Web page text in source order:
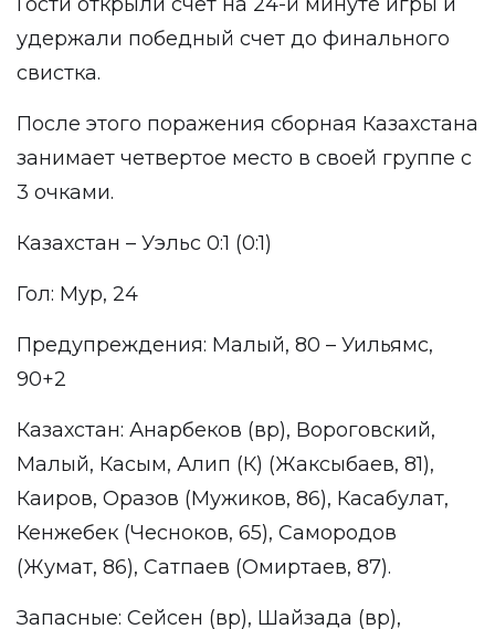
удержали победный счет до финального
свистка.
После этого поражения сборная Казахстана
занимает четвертое место в своей группе с
3 очками.
Казахстан – Уэльс 0:1 (0:1)
Гол: Мур, 24
Предупреждения: Малый, 80 – Уильямс,
90+2
Казахстан: Анарбеков (вр), Вороговский,
Малый, Касым, Алип (К) (Жаксыбаев, 81),
Каиров, Оразов (Мужиков, 86), Касабулат,
Кенжебек (Чесноков, 65), Самородов
(Жумат, 86), Сатпаев (Омиртаев, 87).
Запасные: Сейсен (вр), Шайзада (вр),